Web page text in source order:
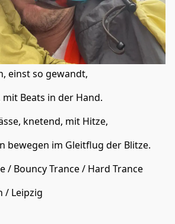
einst so gewandt,
Beats in der Hand.
knetend, mit Hitze,
bewegen im Gleitflug der Blitze.
/ Bouncy Trance/ Hard Trance
/ Leipzig